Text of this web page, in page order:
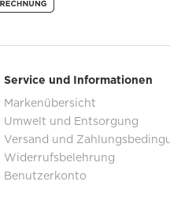
Service und Informationen
Markenübersicht
Umwelt und Entsorgung
Versand und
Widerrufsbelehrung
Benutzerkonto